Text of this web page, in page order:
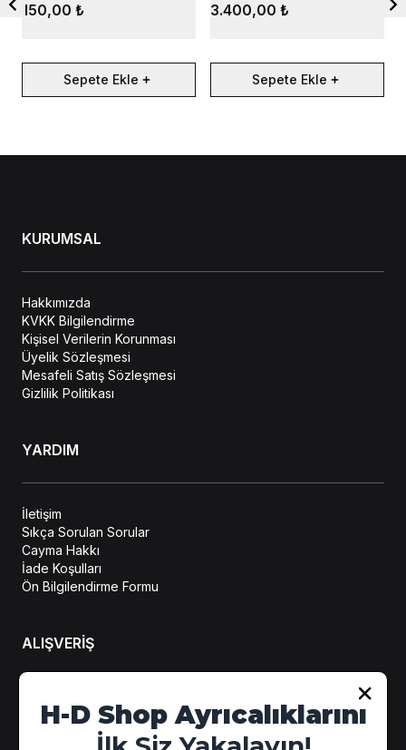
150,00 ₺
Sepete Ekle
3.400,00 ₺
Sepete Ekle
KURUMSAL
Hakkımızda
KVKK Bilgilendirme
Kişisel Verilerin Korunması
Üyelik Sözleşmesi
Mesafeli Satış Sözleşmesi
Gizlilik Politikası
YARDIM
İletişim
Sıkça Sorulan Sorular
Cayma Hakkı
İade Koşulları
Ön Bilgilendirme Formu
ALIŞVERİŞ
Hesabım
Sipariş Takip
Kampanya Detayları
H-D Shop Ayrıcalıklarını